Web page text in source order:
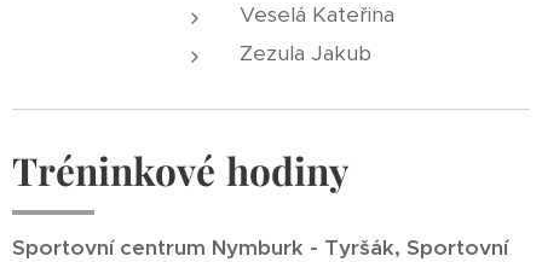
Veselá Kateřina
Zezula Jakub
Tréninkové hodiny
Sportovní centrum Nymburk - Tyršák, Sportovní